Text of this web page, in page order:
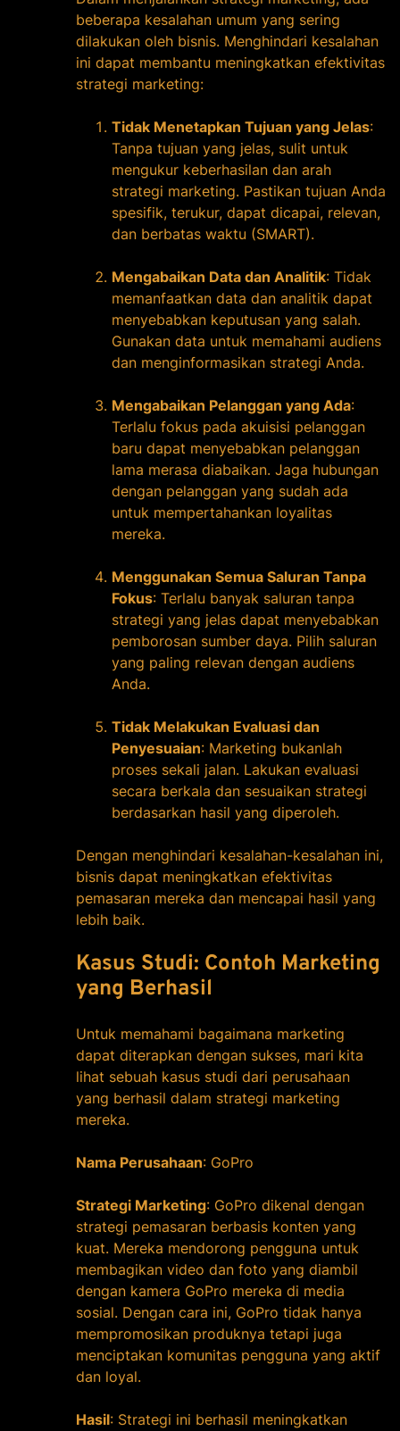
beberapa kesalahan umum yang sering
dilakukan oleh bisnis. Menghindari kesalahan
ini dapat membantu meningkatkan efektivitas
strategi marketing:
Tidak Menetapkan Tujuan yang Jelas:
Tanpa tujuan yang jelas, sulit untuk
mengukur keberhasilan dan arah
strategi marketing. Pastikan tujuan Anda
spesifik, terukur, dapat dicapai, relevan,
dan berbatas waktu (SMART).
Mengabaikan Data dan Analitik: Tidak
memanfaatkan data dan analitik dapat
menyebabkan keputusan yang salah.
Gunakan data untuk memahami audiens
dan menginformasikan strategi Anda.
Mengabaikan Pelanggan yang Ada:
Terlalu fokus pada akuisisi pelanggan
baru dapat menyebabkan pelanggan
lama merasa diabaikan. Jaga hubungan
dengan pelanggan yang sudah ada
untuk mempertahankan loyalitas
mereka.
Menggunakan Semua Saluran Tanpa
Fokus: Terlalu banyak saluran tanpa
strategi yang jelas dapat menyebabkan
pemborosan sumber daya. Pilih saluran
yang paling relevan dengan audiens
Anda.
Tidak Melakukan Evaluasi dan
Penyesuaian: Marketing bukanlah
proses sekali jalan. Lakukan evaluasi
secara berkala dan sesuaikan strategi
berdasarkan hasil yang diperoleh.
Dengan menghindari kesalahan-kesalahan ini,
bisnis dapat meningkatkan efektivitas
pemasaran mereka dan mencapai hasil yang
lebih baik.
Kasus Studi: Contoh Marketing
yang Berhasil
Untuk memahami bagaimana marketing
dapat diterapkan dengan sukses, mari kita
lihat sebuah kasus studi dari perusahaan
yang berhasil dalam strategi marketing
mereka.
Nama Perusahaan: GoPro
Strategi Marketing: GoPro dikenal dengan
strategi pemasaran berbasis konten yang
kuat. Mereka mendorong pengguna untuk
membagikan video dan foto yang diambil
dengan kamera GoPro mereka di media
sosial. Dengan cara ini, GoPro tidak hanya
mempromosikan produknya tetapi juga
menciptakan komunitas pengguna yang aktif
dan loyal.
Hasil: Strategi ini berhasil meningkatkan